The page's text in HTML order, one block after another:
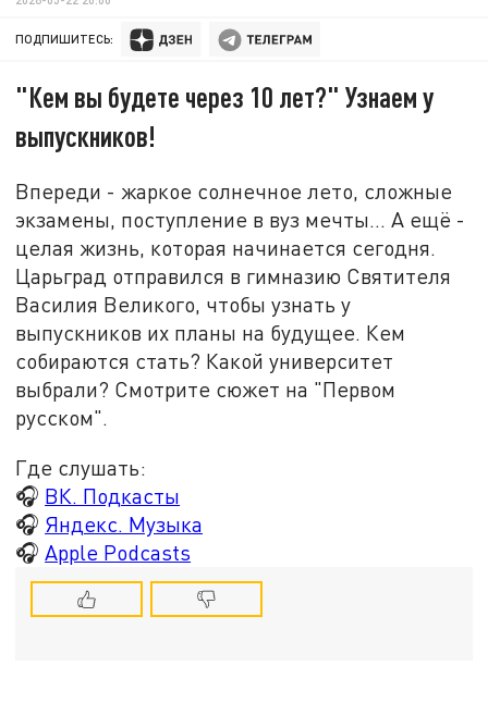
ПОДПИШИТЕСЬ:
"Кем вы будете через 10 лет?" Узнаем у
выпускников!
Впереди - жаркое солнечное лето, сложные
экзамены, поступление в вуз мечты... А ещё -
целая жизнь, которая начинается сегодня.
Царьград отправился в гимназию Святителя
Василия Великого, чтобы узнать у
выпускников их планы на будущее. Кем
собираются стать? Какой университет
выбрали? Смотрите сюжет на "Первом
русском".
Где слушать:
🎧 ВК. Подкасты
🎧 Яндекс. Музыка
🎧 Apple Podcasts